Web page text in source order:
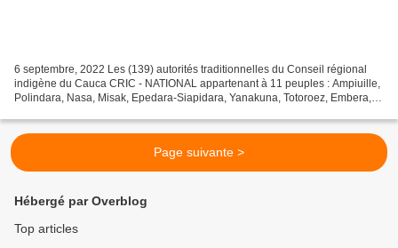
6 septembre, 2022 Les (139) autorités traditionnelles du Conseil régional
indigène du Cauca CRIC - NATIONAL appartenant à 11 peuples : Ampiuille,
Polindara, Nasa, Misak, Epedara-Siapidara, Yanakuna, Totoroez, Embera,
Page suivante >
Hébergé par Overblog
Top articles